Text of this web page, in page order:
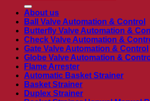
About us
Ball Valve Automation & Control
Butterfly Valve Automation &
Check Valve Automation &
Gate Valve Automation & Control
Globe Valve Automation &
Flame Arrester
Automatic Basket Strainer
Basket Strainer
Duplex Strainer